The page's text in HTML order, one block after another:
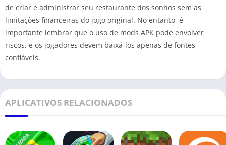
de criar e administrar seu restaurante dos sonhos sem as
limitações financeiras do jogo original. No entanto, é
importante lembrar que o uso de mods APK pode envolver
riscos, e os jogadores devem baixá-los apenas de fontes
confiáveis.
APLICATIVOS RELACIONADOS